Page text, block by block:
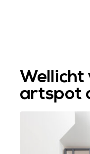
Wellicht
artspot